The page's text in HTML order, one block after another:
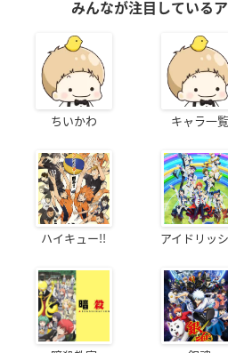
みんなが注目している
ちいかわ キャラ一覧
ハイキュー!! アイドリッ